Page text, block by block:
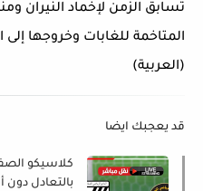
تسابق الزمن لإخماد النيران
المتاخمة للغابات وخروجها
(العربية)
قد يعجبك ايضا
كلاسيكو
بالتعادل دون